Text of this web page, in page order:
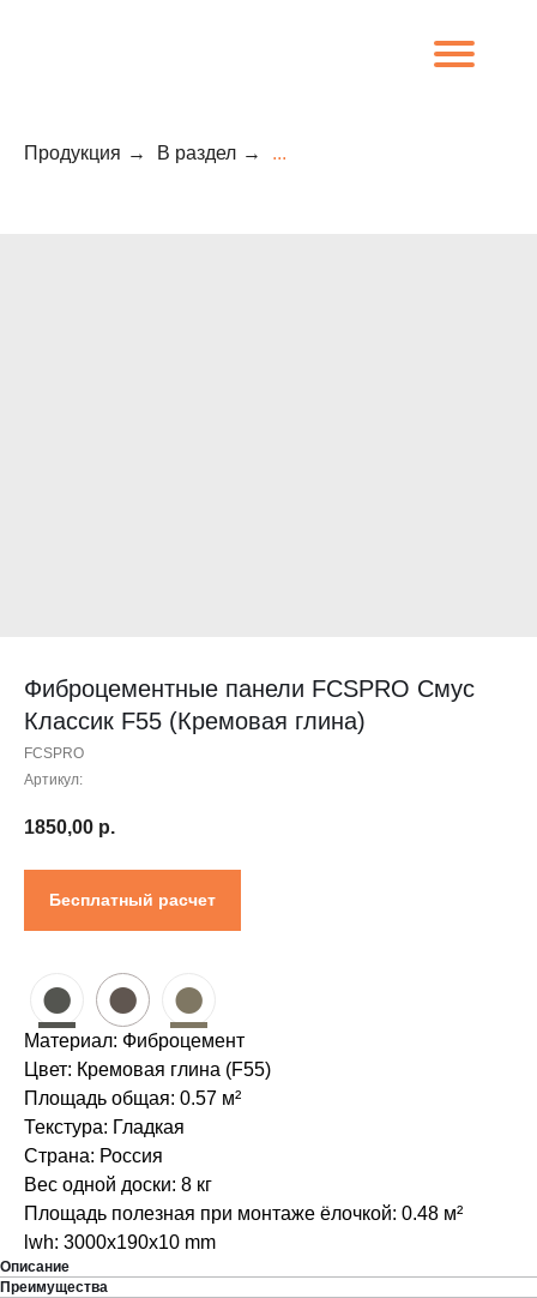
Продукция → В раздел → ...
Фиброцементные панели FCSPRO Смус
Классик F55 (Кремовая глина)
FCSPRO
Артикул:
1850,00 р.
Бесплатный расчет
● ● ●
Материал: Фиброцемент
Цвет: Кремовая глина (F55)
Площадь общая: 0.57 м²
Текстура: Гладкая
Страна: Россия
Вес одной доски: 8 кг
Площадь полезная при монтаже ёлочкой: 0.48 м²
lwh: 3000x190x10 mm
Описание
Преимущества